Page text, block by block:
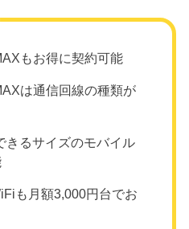
もお得に契約可能
は通信回線の種類が
きるサイズのモバイル
も月額3,000円台でお